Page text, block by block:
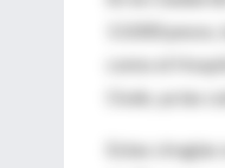
13.000
como el
Osde, ya las
Estas